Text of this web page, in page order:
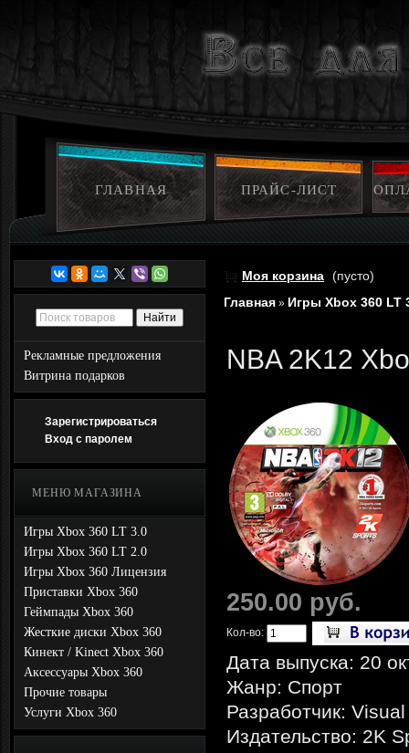
ГЛАВНАЯ ПРАЙС-ЛИСТ
Рекламные предложения
Витрина подарков
Зарегистрироваться
Вход с паролем
МЕНЮ МАГАЗИНА
Игры Xbox 360 LT 3.0
Игры Xbox 360 LT 2.0
Игры Xbox 360 Лицензия
Приставки Xbox 360
Геймпады Xbox 360
Жесткие диски Xbox 360
Кинект / Kinect Xbox 360
Аксессуары Xbox 360
Прочие товары
Услуги Xbox 360
Моя корзина (пусто)
Главная » Игры Xbox 360 LT
NBA 2K12
250.00 руб.
Кол-во:
Дата выпуска: 20
Жанр: Спорт
Разработчик:
Издательство: 2K